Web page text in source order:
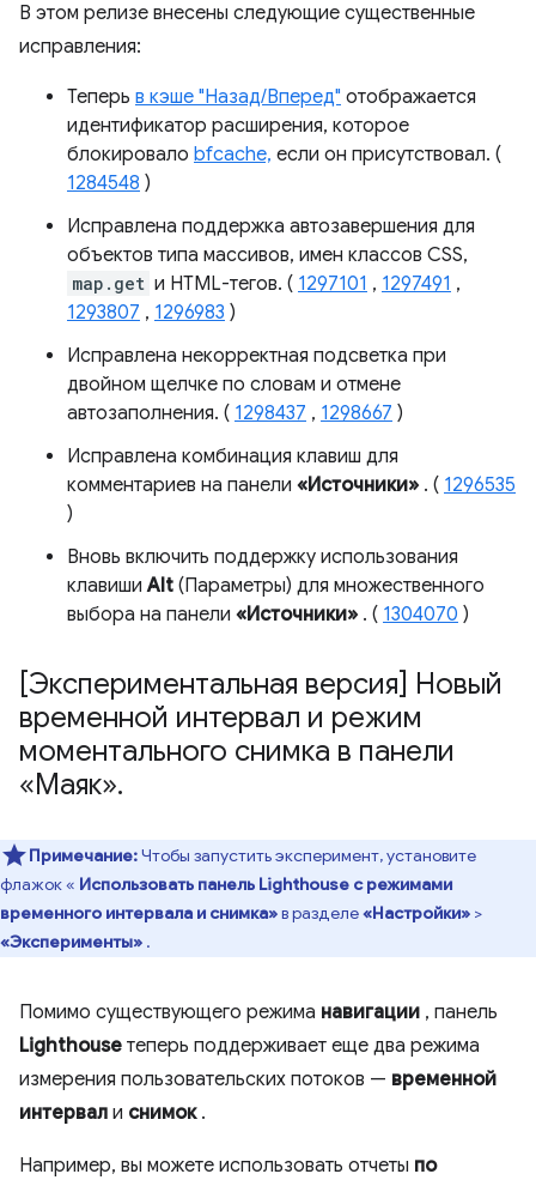
В этом релизе внесены следующие существенные
исправления:
Теперь в кэше "Назад/Вперед" отображается
идентификатор расширения, которое
блокировало bfcache, если он присутствовал. (
1284548 )
Исправлена ​​поддержка автозавершения для
объектов типа массивов, имен классов CSS,
map.get и HTML-тегов. ( 1297101 , 1297491 ,
1293807 , 1296983 )
Исправлена ​​некорректная подсветка при
двойном щелчке по словам и отмене
автозаполнения. ( 1298437 , 1298667 )
Исправлена ​​комбинация клавиш для
комментариев на панели «Источники» . ( 1296535
)
Вновь включить поддержку использования
клавишиAlt (Параметры) для множественного
выбора на панели «Источники» . ( 1304070 )
[Экспериментальная версия] Новый
временной интервал и режим
моментального снимка в панели
«Маяк».
Примечание:Чтобы запустить эксперимент, установите
флажок « Использовать панель Lighthouse с режимами
временного интервала и снимка»в разделе«Настройки» >
«Эксперименты» .
Помимо существующего режима навигации , панель
Lighthouse теперь поддерживает еще два режима
измерения пользовательских потоков — временной
интервал и снимок.
Например, вы можете использовать отчеты по